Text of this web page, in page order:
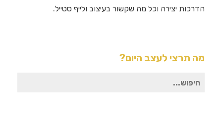
הדרכות יצירה וכל מה שקשור בעיצוב ולייף סטייל.
מה תרצי לעצב היום?
חיפוש